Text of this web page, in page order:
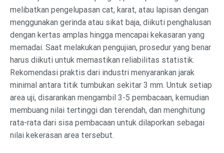
melibatkan pengelupasan cat, karat, atau lapisan dengan
menggunakan gerinda atau sikat baja, diikuti penghalusan
dengan kertas amplas hingga mencapai kekasaran yang
memadai. Saat melakukan pengujian, prosedur yang benar
harus diikuti untuk memastikan reliabilitas statistik.
Rekomendasi praktis dari industri menyarankan jarak
minimal antara titik tumbukan sekitar 3 mm. Untuk setiap
area uji, disarankan mengambil 3-5 pembacaan, kemudian
membuang nilai tertinggi dan terendah, dan menghitung
rata-rata dari sisa pembacaan untuk dilaporkan sebagai
nilai kekerasan area tersebut.